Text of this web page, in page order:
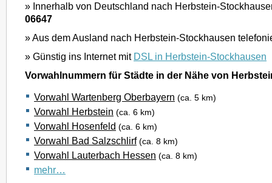
» Innerhalb von Deutschland nach Herbstein-
06647
» Aus dem Ausland nach Herbstein-Stockhausen
» Günstig ins Internet mit DSL in Herbstein-Stockhausen
Vorwahlnummern für Städte in der Nähe von
Vorwahl Wartenberg Oberbayern (ca. 5 km)
Vorwahl Herbstein (ca. 6 km)
Vorwahl Hosenfeld (ca. 6 km)
Vorwahl Bad Salzschlirf (ca. 8 km)
Vorwahl Lauterbach Hessen (ca. 8 km)
mehr…